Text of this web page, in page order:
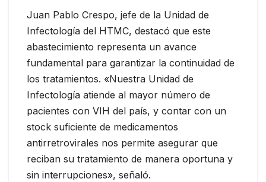
Juan Pablo Crespo, jefe de la Unidad de
Infectología del HTMC, destacó que este
abastecimiento representa un avance
fundamental para garantizar la continuidad de
los tratamientos. «Nuestra Unidad de
Infectología atiende al mayor número de
pacientes con VIH del país, y contar con un
stock suficiente de medicamentos
antirretrovirales nos permite asegurar que
reciban su tratamiento de manera oportuna y
sin interrupciones», señaló.